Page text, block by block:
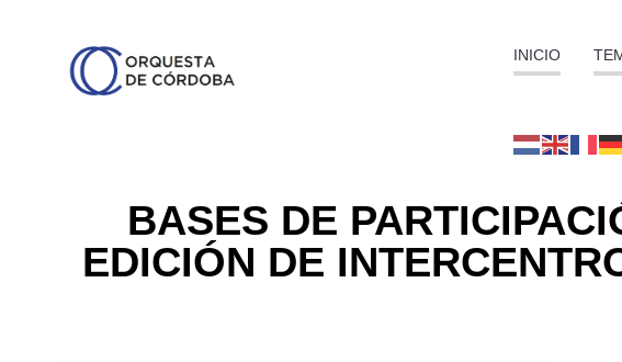
INICIO
BASES DE
EDICIÓN DE